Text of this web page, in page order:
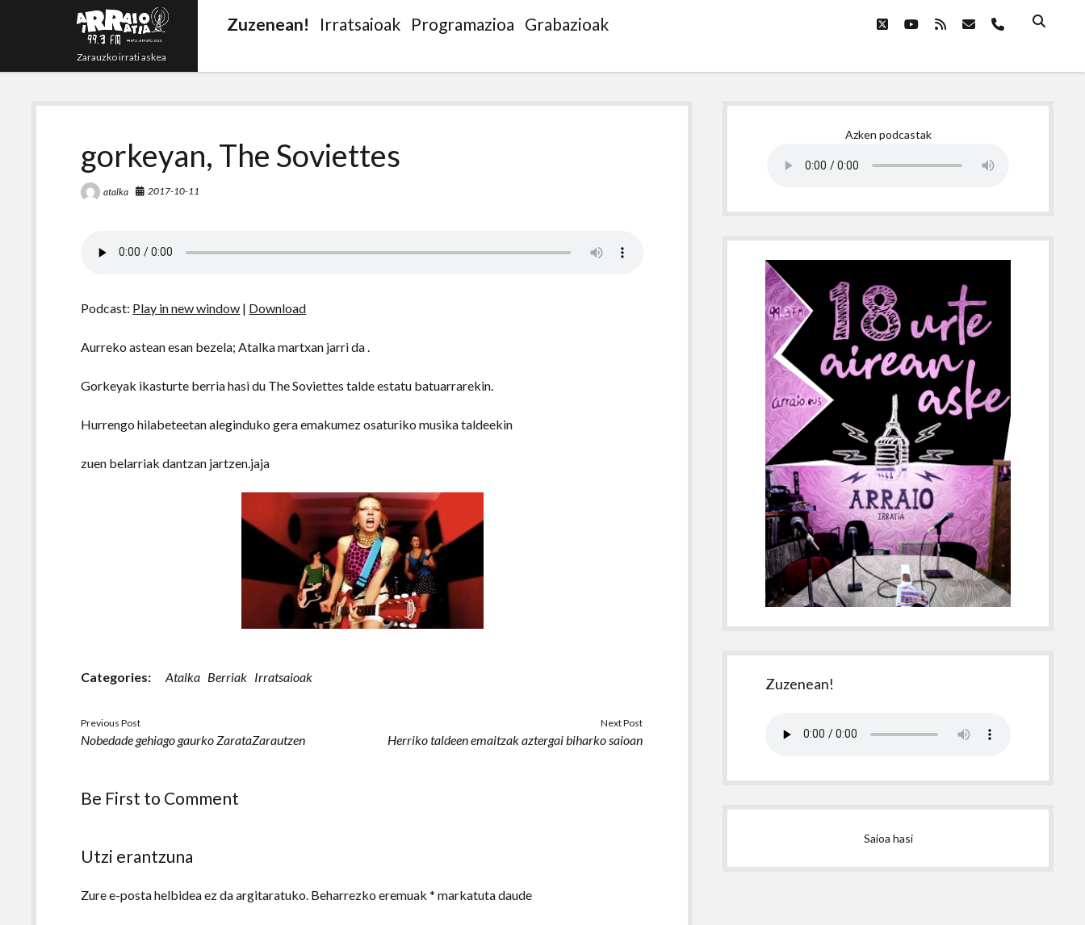
Zarauzko irrati askea
Zuzenean! Irratsaioak Programazioa Grabazioak twitteryoutube
rss emailphone
gorkeyan, The Soviettes
atalka 2017-10-11
Podcast: Play in new window | Download
Aurreko astean esan bezela; Atalka martxan jarri da .
Gorkeyak ikasturte berria hasi du The Soviettes talde estatu batuarrarekin.
Hurrengo hilabeteetan aleginduko gera emakumez osaturiko musika taldeekin
zuen belarriak dantzan jartzen.jaja
Categories: Atalka Berriak Irratsaioak
Previous Post
Nobedade gehiago gaurko ZarataZarautzen
Next Post
Herriko taldeen emaitzak aztergai biharko saioan
Be First to Comment
Utzi erantzuna
Zure e-posta helbidea ez da argitaratuko. Beharrezko eremuak* markatuta daude
Azken podcastak
Zuzenean!
Saioa hasi